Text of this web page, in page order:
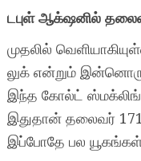
டபுள் ஆக்‌ஷனில்
முதலில்
லுக் என்றும்
இந்த கோல்ட் ஸ்மக்லிங்
இதுதான் தலைவர்
இப்போதே பல யூகங்கள்